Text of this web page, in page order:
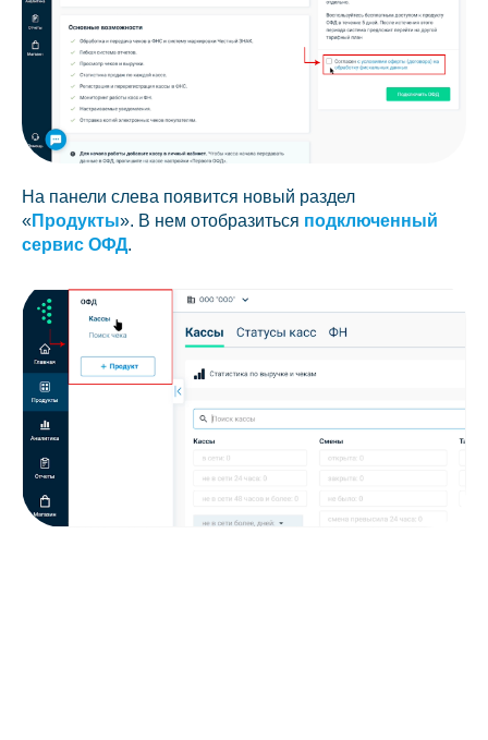
На панели слева появится новый раздел
«Продукты». В нем отобразиться подключенный
сервис ОФД.